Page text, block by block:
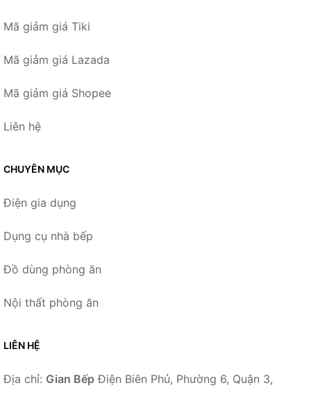
Mã giảm giá Tiki
Mã giảm giá Lazada
Mã giảm giá Shopee
Liên hệ
CHUYÊN MỤC
Điện gia dụng
Dụng cụ nhà bếp
Đồ dùng phòng ăn
Nội thất phòng ăn
LIÊN HỆ
Địa chỉ: Gian Bếp Điện Biên Phủ, Phường 6, Quận 3,